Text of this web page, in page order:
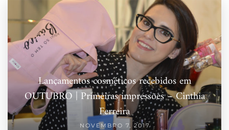
Lançamentos cosméticos recebidos em
OUTUBRO | Primeiras impressões – Cinthia
Ferreira
NOVEMBRO 7, 2017